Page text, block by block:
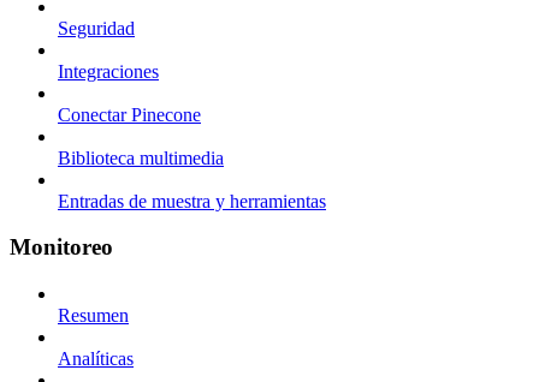
Seguridad
Integraciones
Conectar Pinecone
Biblioteca multimedia
Entradas de muestra y herramientas
Monitoreo
Resumen
Analíticas